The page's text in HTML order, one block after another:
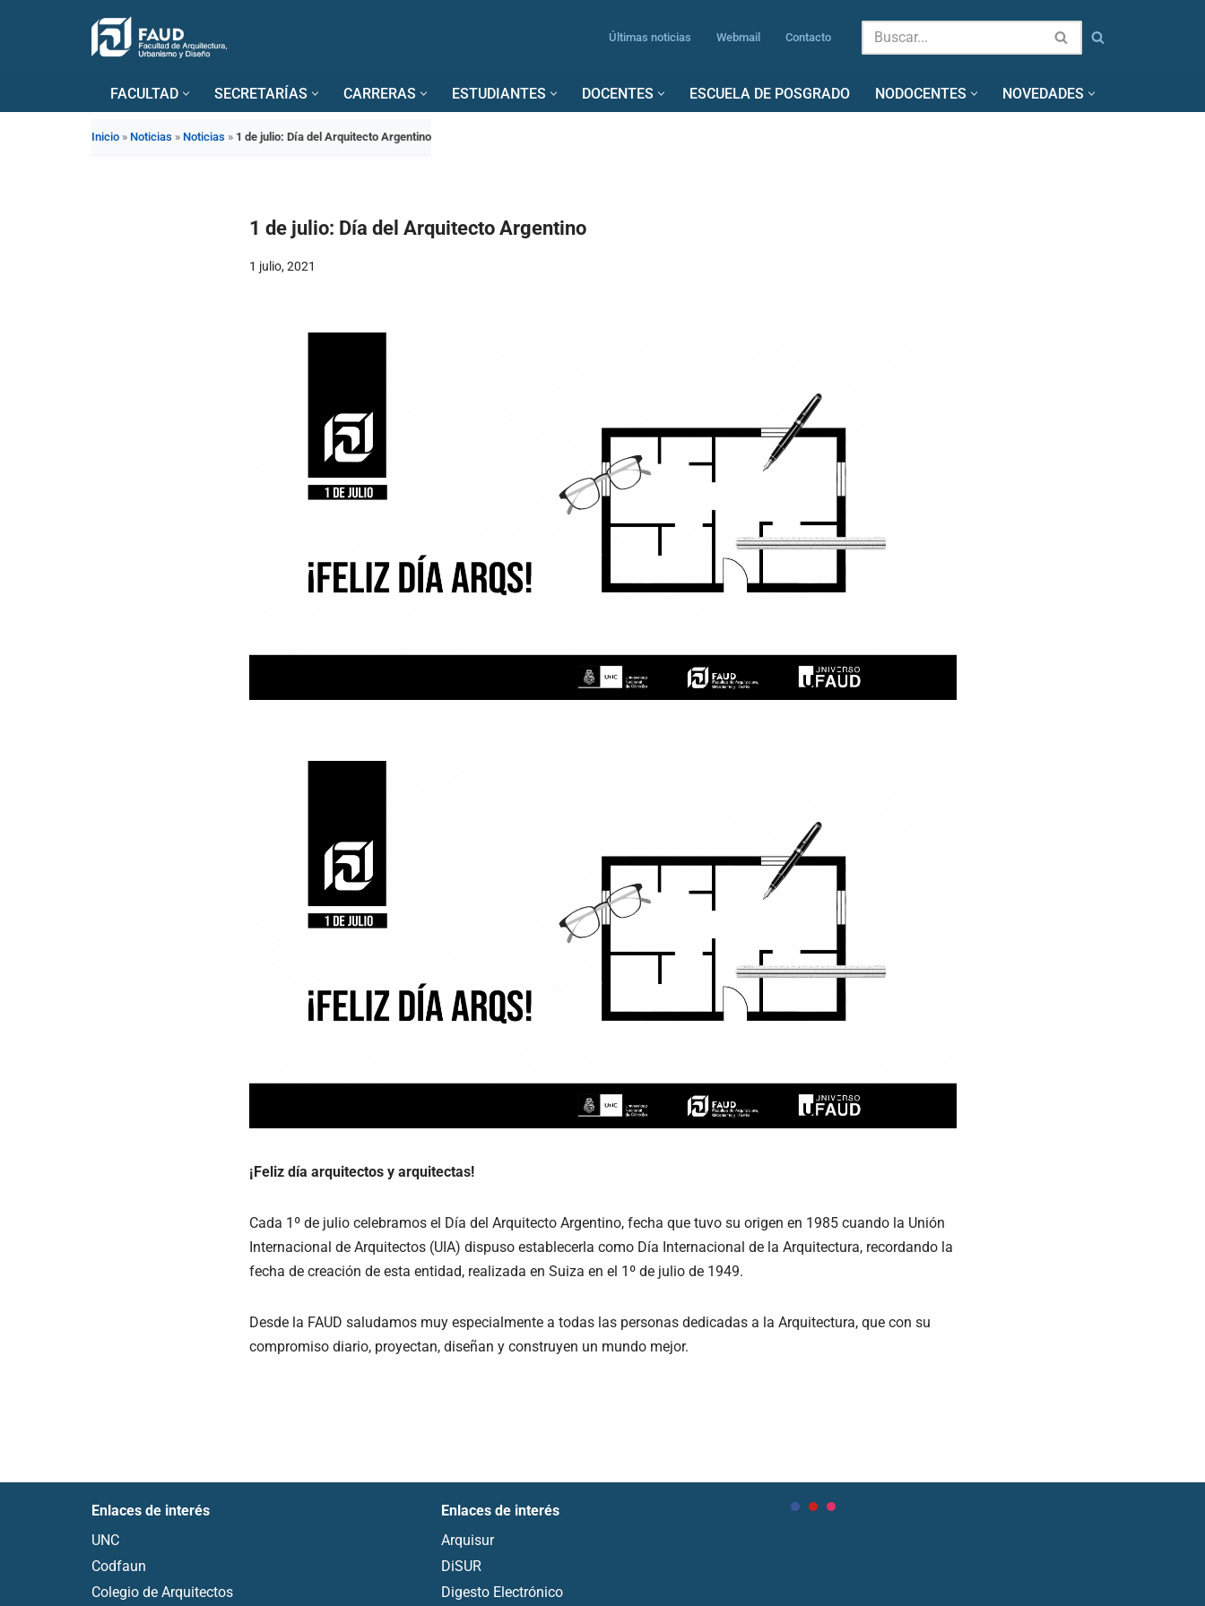
Últimas noticias Webmail Contacto
FACULTAD SECRETARÍAS CARRERAS ESTUDIANTES DOCENTES ESCUELA DE POSGRADO NODOCENTES NOVEDADES
Inicio » Noticias » Noticias » 1 de julio: Día del Arquitecto Argentino
1 de julio: Día del Arquitecto Argentino
1 julio, 2021
¡Feliz día arquitectos y arquitectas!
Cada 1º de julio celebramos el Día del Arquitecto Argentino, fecha que tuvo su origen en 1985 cuando la Unión
Internacional de Arquitectos (UIA) dispuso establecerla como Día Internacional de la Arquitectura, recordando la
fecha de creación de esta entidad, realizada en Suiza en el 1º de julio de 1949.
Desde la FAUD saludamos muy especialmente a todas las personas dedicadas a la Arquitectura, que con su
compromiso diario, proyectan, diseñan y construyen un mundo mejor.
Enlaces de interés
UNC
Codfaun
Colegio de Arquitectos
Enlaces de interés
Arquisur
DiSUR
Digesto Electrónico